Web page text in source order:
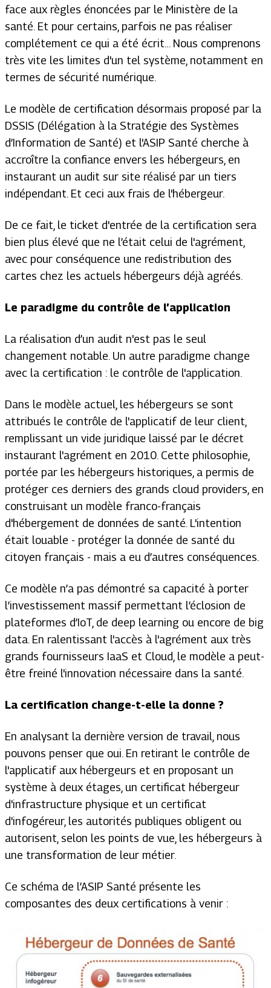
face aux règles énoncées par le Ministère de la
santé. Et pour certains, parfois ne pas réaliser
complétement ce qui a été écrit… Nous comprenons
très vite les limites d'un tel système, notamment en
termes de sécurité numérique.
Le modèle de certification désormais proposé par la
DSSIS (Délégation à la Stratégie des Systèmes
d’Information de Santé) et l'ASIP Santé cherche à
accroître la confiance envers les hébergeurs, en
instaurant un audit sur site réalisé par un tiers
indépendant. Et ceci aux frais de l'hébergeur.
De ce fait, le ticket d'entrée de la certification sera
bien plus élevé que ne l’était celui de l'agrément,
avec pour conséquence une redistribution des
cartes chez les actuels hébergeurs déjà agréés.
Le paradigme du contrôle de l’application
La réalisation d’un audit n'est pas le seul
changement notable. Un autre paradigme change
avec la certification : le contrôle de l'application.
Dans le modèle actuel, les hébergeurs se sont
attribués le contrôle de l'applicatif de leur client,
remplissant un vide juridique laissé par le décret
instaurant l'agrément en 2010. Cette philosophie,
portée par les hébergeurs historiques, a permis de
protéger ces derniers des grands cloud providers, en
construisant un modèle franco-français
d'hébergement de données de santé. L'intention
était louable - protéger la donnée de santé du
citoyen français - mais a eu d’autres conséquences.
Ce modèle n’a pas démontré sa capacité à porter
l’investissement massif permettant l’éclosion de
plateformes d’IoT, de deep learning ou encore de big
data. En ralentissant l'accès à l'agrément aux très
grands fournisseurs IaaS et Cloud, le modèle a peut-
être freiné l'innovation nécessaire dans la santé.
La certification change-t-elle la donne ?
En analysant la dernière version de travail, nous
pouvons penser que oui. En retirant le contrôle de
l'applicatif aux hébergeurs et en proposant un
système à deux étages, un certificat hébergeur
d'infrastructure physique et un certificat
d'infogéreur, les autorités publiques obligent ou
autorisent, selon les points de vue, les hébergeurs à
une transformation de leur métier.
Ce schéma de l’ASIP Santé présente les
composantes des deux certifications à venir :